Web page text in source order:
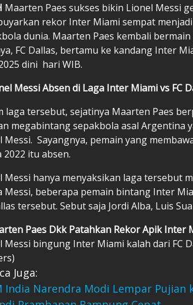
Maarten Paes sukses bikin Lionel Messi
rekor Inter Miami sempat
dunia. Maarten Paes kembali
FC Dallas, bertamu ke kandang Inter
dini hari WIB.
Messi Absen di Laga Inter Miami vs FC
laga tersebut, sejatinya Maarten Paes
megabintang sepakbola asal Argentina
Messi. Sayangnya, pemain yang
2022 itu absen.
Messi hanya menyaksikan laga tersebut
Messi, beberapa pemain bintang Inter
tersebut. Sebut saja Jordi Alba, Luis
Paes Dkk Patahkan Rekor Apik Inter
Messi bingung Inter Miami kalah dari FC
Juga:
India Narendra Modi Lempar Pujian